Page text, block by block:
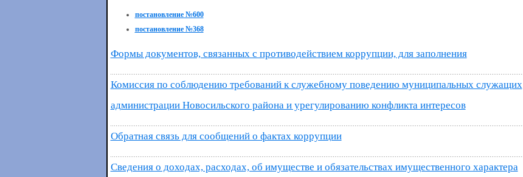
постановление №600
постановление №368
Формы документов, связанных с противодействием коррупции, для заполнения
Комиссия по соблюдению требований к служебному поведению муниципальных служащих
администрации Новосильского района и урегулированию конфликта интересов
Обратная связь для сообщений о фактах коррупции
Сведения о доходах, расходах, об имуществе и обязательствах имущественного характера